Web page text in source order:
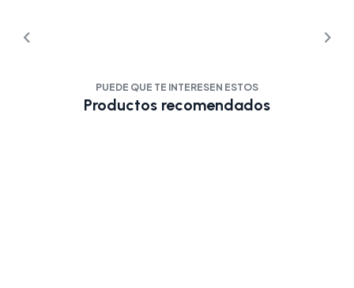
PUEDE QUE TE INTERESEN ESTOS
Productos recomendados